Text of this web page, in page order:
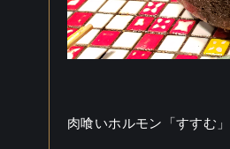
肉喰いホルモン「すすむ」